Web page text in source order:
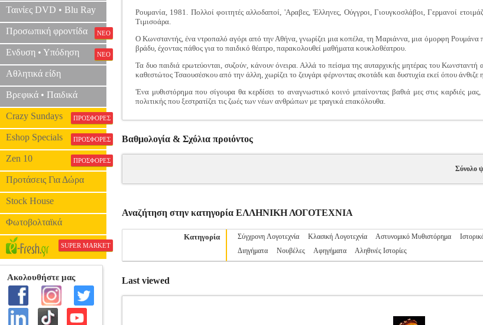
Ταινίες DVD • Blu Ray
Προσωπική φροντίδα ΝΕΟ
Ενδυση • Υπόδηση ΝΕΟ
Αθλητικά είδη
Βρεφικά • Παιδικά
Crazy Sundays ΠΡΟΣΦΟΡΕΣ
Eshop Specials ΠΡΟΣΦΟΡΕΣ
Zen 10 ΠΡΟΣΦΟΡΕΣ
Προτάσεις Για Δώρα
Stock House
Φωτοβολταϊκά
SUPER MARKET
Ρουμανία, 1981. Πολλοί φοιτητές αλλοδαποί, 'Αραβες, 'Ελληνες, Ούγγροι, Γιουγκοσλάβοι, Γερμανοί
Τιμισοάρα.
Ο Κωνσταντής, ένα ντροπαλό αγόρι από την Αθήνα, γνωρίζει μια κοπέλα, τη Μαριάννα, μια όμορφη Ρουμάνα
βράδυ, έχοντας πάθος για το παιδικό θέατρο, παρακολουθεί μαθήματα κουκλοθέατρου.
Τα δυο παιδιά ερωτεύονται, συζούν, κάνουν όνειρα. Αλλά το πείσμα της αυταρχικής μητέρας του
καθεστώτος Τσαουσέσκου από την άλλη, χωρίζει το ζευγάρι φέρνοντας σκοτάδι και δυστυχία εκεί όπου άνθιζε
'Ενα μυθιστόρημα που σίγουρα θα κερδίσει το αναγνωστικό κοινό μπαίνοντας βαθιά μες στις καρδιές
πολιτικής που ξεστρατίζει τις ζωές των νέων ανθρώπων με τραγικά επακόλουθα.
Βαθμολογία & Σχόλια προιόντος
Σύνολο
Αναζήτηση στην κατηγορία ΕΛΛΗΝΙΚΗ ΛΟΓΟΤΕΧΝΙΑ
Κατηγορία Σύγχρονη Λογοτεχνία Κλασική Λογοτεχνία Αστυνομικό Μυθιστόρημα
Διηγήματα
Νουβέλες Αφηγήματα Αληθινές Ιστορίες
Last viewed